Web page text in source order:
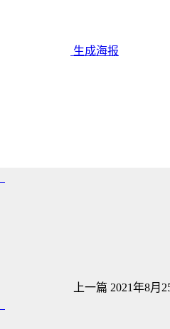
生成海报
上一篇 2021年8月